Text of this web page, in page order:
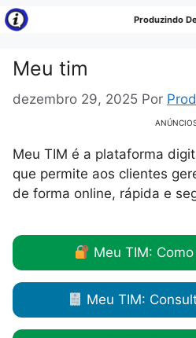
Pular
para
conteúdo
Produzindo
Meu tim
dezembro 29, 2025 Por
Meu TIM é a plataforma
que permite aos clientes
de forma online, rápida e
Meu TIM:
Meu TIM: